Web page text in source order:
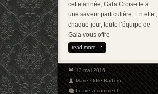
cette année, Gala Croisette a
une saveur particulière. En effet,
chaque jour, toute l’équipe de
Gala vous offre
read more
13 mai 2016
Marie-Odile Radom
Leave a comment